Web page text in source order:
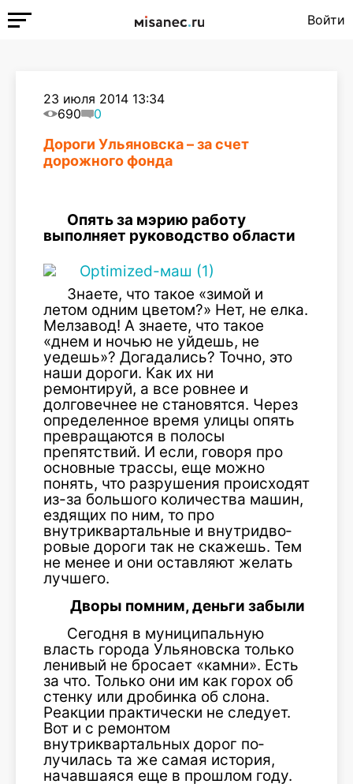
Войти
23 июля 2014 13:34
690
0
Дороги Ульяновска – за счет
дорожного фонда
Опять за мэрию работу
выполняет руководство области
Знаете, что такое «зимой и
летом одним цветом?» Нет, не елка.
Мел­завод! А знаете, что такое
«днем и ночью не уйдешь, не
уедешь»? Догадались? Точно, это
наши до­роги. Как их ни
ремонтируй, а все ровнее и
долговечнее не стано­вятся. Через
определенное время улицы опять
превращаются в по­лосы
препятствий. И если, говоря про
основные трассы, еще можно
понять, что разрушения проис­ходят
из-за большого количества машин,
ездящих по ним, то про
внутриквартальные и внутридво­
ровые дороги так не скажешь. Тем
не менее и они оставляют желать
лучшего.
Дворы помним, деньги забыли
Сегодня в муниципальную
власть города Ульяновска толь­ко
ленивый не бросает «камни». Есть
за что. Только они им как горох об
стенку или дробинка об слона.
Реакции практически не следует.
Вот и с ремонтом
внутриквартальных дорог по­
лучилась та же самая история,
начавшаяся еще в прошлом году.